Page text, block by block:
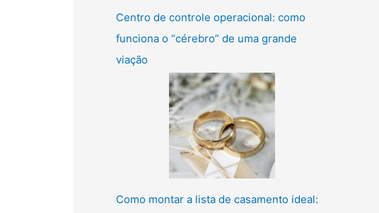
Centro de controle operacional: como
funciona o “cérebro” de uma grande
viação
Como montar a lista de casamento ideal: